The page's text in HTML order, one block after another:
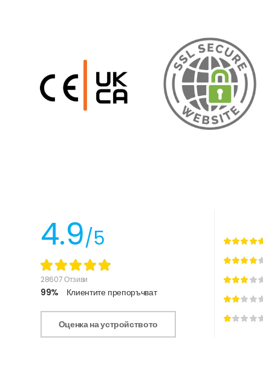
4.9/5
28607 Отзиви
99% Клиентите препоръчват
Оценка на устройството